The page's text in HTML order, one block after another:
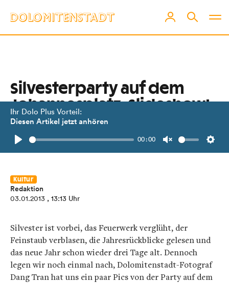
Ihr Dolo Plus Vorteil:
Diesen Artikel jetzt anhören
Play
00:00
Unmute
Silvesterparty auf dem
Johannesplatz. Slideshow!
"The Fush", "Fall in Waves" und DJ
Teemo heizten in Lienz ein.
Kultur
Redaktion
03.01.2013 , 13:13 Uhr
Silvester ist vorbei, das Feuerwerk verglüht, der
Feinstaub verblasen, die Jahresrückblicke gelesen und
das neue Jahr schon wieder drei Tage alt. Dennoch
legen wir noch einmal nach, Dolomitenstadt-Fotograf
Dang Tran hat uns ein paar Pics von der Party auf dem